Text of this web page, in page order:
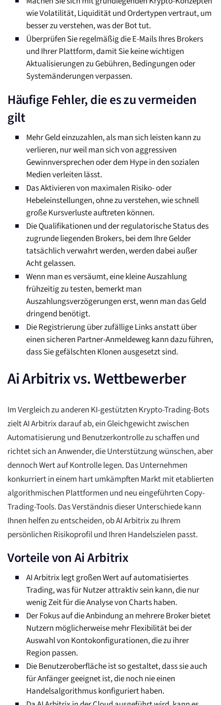
wie Volatilität, Liquidität und Ordertypen vertraut, um
besser zu verstehen, was der Bot tut.
Überprüfen Sie regelmäßig die E-Mails Ihres Brokers
und Ihrer Plattform, damit Sie keine wichtigen
Aktualisierungen zu Gebühren, Bedingungen oder
Systemänderungen verpassen.
Häufige Fehler, die es zu vermeiden
gilt
Mehr Geld einzuzahlen, als man sich leisten kann zu
verlieren, nur weil man sich von aggressiven
Gewinnversprechen oder dem Hype in den sozialen
Medien verleiten lässt.
Das Aktivieren von maximalen Risiko- oder
Hebeleinstellungen, ohne zu verstehen, wie schnell
große Kursverluste auftreten können.
Die Qualifikationen und der regulatorische Status des
zugrunde liegenden Brokers, bei dem Ihre Gelder
tatsächlich verwahrt werden, werden dabei außer
Acht gelassen.
Wenn man es versäumt, eine kleine Auszahlung
frühzeitig zu testen, bemerkt man
Auszahlungsverzögerungen erst, wenn man das Geld
dringend benötigt.
Die Registrierung über zufällige Links anstatt über
einen sicheren Partner-Anmeldeweg kann dazu führen,
dass Sie gefälschten Klonen ausgesetzt sind.
Ai Arbitrix vs. Wettbewerber
Im Vergleich zu anderen KI-gestützten Krypto-Trading-Bots
zielt AI Arbitrix darauf ab, ein Gleichgewicht zwischen
Automatisierung und Benutzerkontrolle zu schaffen und
richtet sich an Anwender, die Unterstützung wünschen, aber
dennoch Wert auf Kontrolle legen. Das Unternehmen
konkurriert in einem hart umkämpften Markt mit etablierten
algorithmischen Plattformen und neu eingeführten Copy-
Trading-Tools. Das Verständnis dieser Unterschiede kann
Ihnen helfen zu entscheiden, ob AI Arbitrix zu Ihrem
persönlichen Risikoprofil und Ihren Handelszielen passt.
Vorteile von Ai Arbitrix
AI Arbitrix legt großen Wert auf automatisiertes
Trading, was für Nutzer attraktiv sein kann, die nur
wenig Zeit für die Analyse von Charts haben.
Der Fokus auf die Anbindung an mehrere Broker bietet
Nutzern möglicherweise mehr Flexibilität bei der
Auswahl von Kontokonfigurationen, die zu ihrer
Region passen.
Die Benutzeroberfläche ist so gestaltet, dass sie auch
für Anfänger geeignet ist, die noch nie einen
Handelsalgorithmus konfiguriert haben.